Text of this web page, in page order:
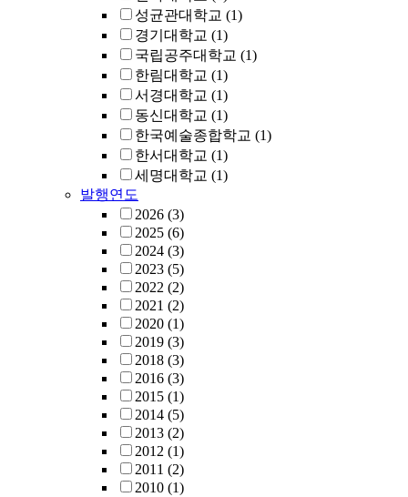
성균관대학교 (1)
경기대학교 (1)
국립공주대학교 (1)
한림대학교 (1)
서경대학교 (1)
동신대학교 (1)
한국예술종합학교 (1)
한서대학교 (1)
세명대학교 (1)
발행연도
2026 (3)
2025 (6)
2024 (3)
2023 (5)
2022 (2)
2021 (2)
2020 (1)
2019 (3)
2018 (3)
2016 (3)
2015 (1)
2014 (5)
2013 (2)
2012 (1)
2011 (2)
2010 (1)